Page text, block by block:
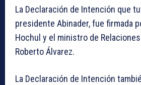
La Declaración de Intención que
presidente Abinader, fue firmada
Hochul y el ministro de
Roberto Álvarez.
La Declaración de Intención